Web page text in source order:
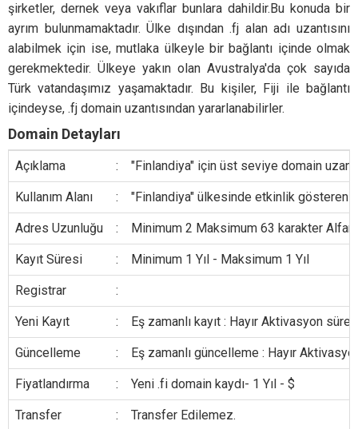
şirketler, dernek veya vakıflar bunlara dahildir.Bu konuda bir
ayrım bulunmamaktadır. Ülke dışından .fj alan adı uzantısını
alabilmek için ise, mutlaka ülkeyle bir bağlantı içinde olmak
gerekmektedir. Ülkeye yakın olan Avustralya'da çok sayıda
Türk vatandaşımız yaşamaktadır. Bu kişiler, Fiji ile bağlantı
içindeyse, .fj domain uzantısından yararlanabilirler.
Domain Detayları
Açıklama : "Finlandiya" için üst seviye domain
Kullanım Alanı : "Finlandiya" ülkesinde etkinlik gösteren
Adres Uzunluğu : Minimum 2 Maksimum 63 karakter
Kayıt Süresi : Minimum 1 Yıl - Maksimum 1 Yıl
Registrar :
Yeni Kayıt : Eş zamanlı kayıt : Hayır Aktivasyon
Güncelleme : Eş zamanlı güncelleme : Hayır
Fiyatlandırma : Yeni .fi domain kaydı- 1 Yıl - $
Transfer : Transfer Edilemez.